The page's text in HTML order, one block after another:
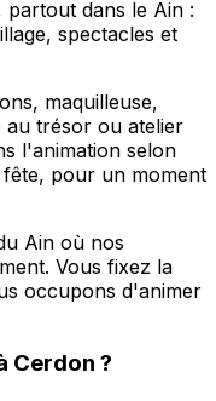
dans le Ain :
spectacles et
maquilleuse,
au trésor ou atelier
l'animation selon
pour un moment
Ain où nos
Vous fixez la
occupons d'animer
Cerdon ?